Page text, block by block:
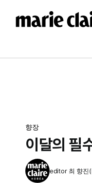
건
향장
이달의 필
editor 최 향진